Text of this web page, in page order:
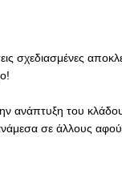
σχεδιασμένες
ανάπτυξη του
σε άλλους